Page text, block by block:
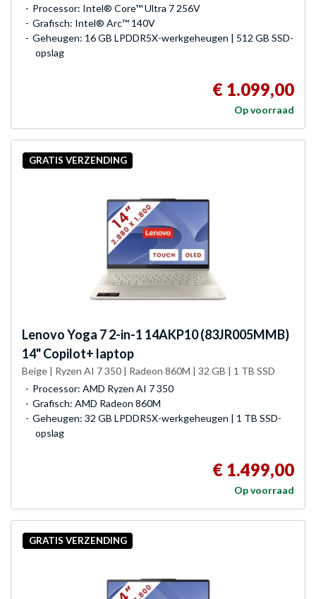
Processor: Intel® Core™ Ultra 7 256V
Grafisch: Intel® Arc™ 140V
Geheugen: 16 GB LPDDR5X-werkgeheugen | 512 GB SSD-
opslag
€ 1.099,00
Op voorraad
GRATIS VERZENDING
LenovoYoga 7 2-in-1 14AKP10 (83JR005MMB)
14" Copilot+ laptop
Beige | Ryzen AI 7 350 | Radeon 860M | 32 GB | 1 TB SSD
Processor: AMD Ryzen AI 7 350
Grafisch: AMD Radeon 860M
Geheugen: 32 GB LPDDR5X-werkgeheugen | 1 TB SSD-
opslag
€ 1.499,00
Op voorraad
GRATIS VERZENDING